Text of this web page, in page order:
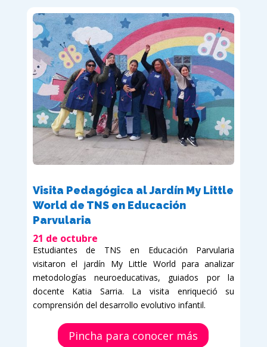
Visita Pedagógica al Jardín My Little
World de TNS en Educación
Parvularia
21 de octubre
Estudiantes de TNS en Educación Parvularia
visitaron el jardín My Little World para analizar
metodologías neuroeducativas, guiados por la
docente Katia Sarria. La visita enriqueció su
comprensión del desarrollo evolutivo infantil.
Pincha para conocer más